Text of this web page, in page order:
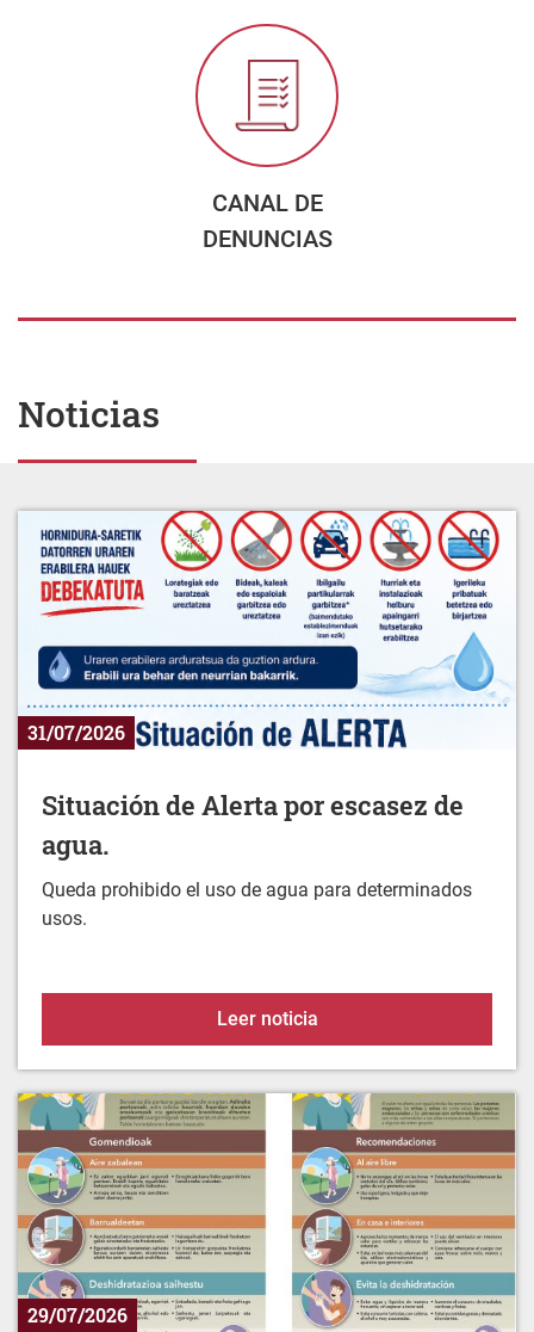
CANAL DE
DENUNCIAS
31/07/2026
Situación de Alerta por escasez de
Queda prohibido el uso de agua para determinados
usos.
29/07/2026
Protégete del calor